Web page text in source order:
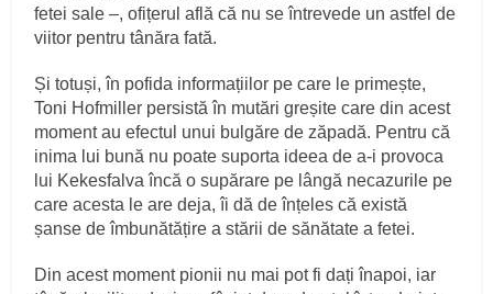
fetei sale –, ofițerul află că nu se întrevede un astfel de
viitor pentru tânăra fată.
Și totuși, în pofida informațiilor pe care le primește,
Toni Hofmiller persistă în mutări greșite care din acest
moment au efectul unui bulgăre de zăpadă. Pentru că
inima lui bună nu poate suporta ideea de a-i provoca
lui Kekesfalva încă o supărare pe lângă necazurile pe
care acesta le are deja, îi dă de înțeles că există
șanse de îmbunătățire a stării de sănătate a fetei.
Din acest moment pionii nu mai pot fi dați înapoi, iar